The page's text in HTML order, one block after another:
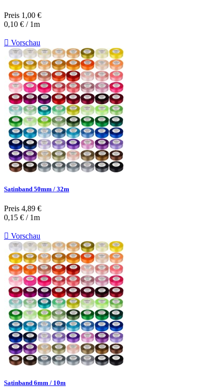
Preis 1,00 €
0,10 € / 1m
 Vorschau
Satinband 50mm / 32m
Preis 4,89 €
0,15 € / 1m
 Vorschau
Satinband 6mm / 10m